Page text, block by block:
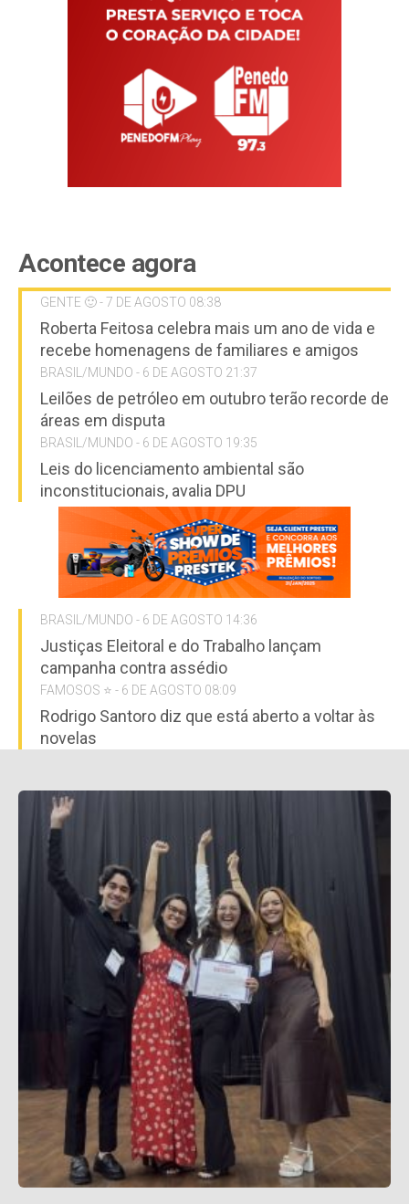
Acontece agora
GENTE 🙂 - 7 DE AGOSTO 08:38
Roberta Feitosa celebra mais um ano de vida e
recebe homenagens de familiares e amigos
BRASIL/MUNDO - 6 DE AGOSTO 21:37
Leilões de petróleo em outubro terão recorde de
áreas em disputa
BRASIL/MUNDO - 6 DE AGOSTO 19:35
Leis do licenciamento ambiental são
inconstitucionais, avalia DPU
BRASIL/MUNDO - 6 DE AGOSTO 14:36
Justiças Eleitoral e do Trabalho lançam
campanha contra assédio
FAMOSOS ⭐️ - 6 DE AGOSTO 08:09
Rodrigo Santoro diz que está aberto a voltar às
novelas